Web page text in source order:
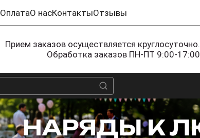
ОплатаО насКонтактыОтзывы
Прием заказов осуществляется круглосуточно.
Обработка заказов ПН-ПТ 9:00-17:00